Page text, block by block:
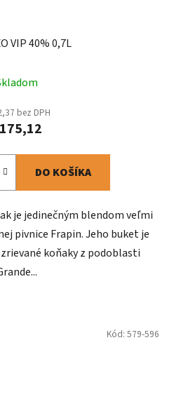
VIP 40% 0,7L
bez DPH
DO KOŠÍKA
je jedinečným blendom veľmi
pivnice Frapin. Jeho buket je
koňaky z podoblasti
Kód: 579-596